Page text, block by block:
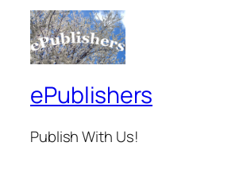
ePublishers
Publish With Us!